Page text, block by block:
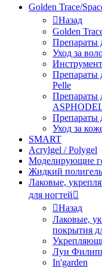
Golden Trace/
Назад
Golden
Препараты
Уход за
Препараты
Pelle
Препараты
Препараты
Уход за
SMART
Acrylgel / Polygel
Моделирующие
Жидкий полигель
Лаковые,
для ногтей
Назад
Лаковые,
покрытия
Луи
In'garden